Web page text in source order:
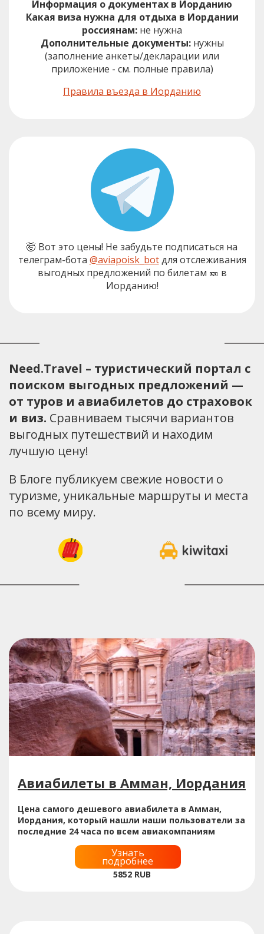
Информация о документах в Иорданию
Какая виза нужна для отдыха в Иордании
россиянам: не нужна
Дополнительные документы:нужны
(заполнение анкеты/декларации или
приложение - см. полные правила)
Правила въезда в Иорданию
🤯 Вот это цены! Не забудьте подписаться на
телеграм-бота @aviapoisk_botдля отслеживания
выгодных предложений по билетам 🎫 в
Иорданию!
Need.Travel – туристический портал с
поиском выгодных предложений —
от туров и авиабилетов до страховок
и виз. Сравниваем тысячи вариантов
выгодных путешествий и находим
лучшую цену!
В Блоге публикуем свежие новости о
туризме, уникальные маршруты и места
по всему миру.
Авиабилеты в Амман, Иордания
Цена самого дешевого авиабилета в Амман,
Иордания, который нашли наши пользователи за
последние 24 часа по всем авиакомпаниям
Узнать
подробнее
5852 RUB